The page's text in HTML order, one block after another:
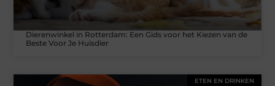
Dierenwinkel in Rotterdam: Een Gids voor het Kiezen van de
Beste Voor Je Huisdier
ETEN EN DRINKEN